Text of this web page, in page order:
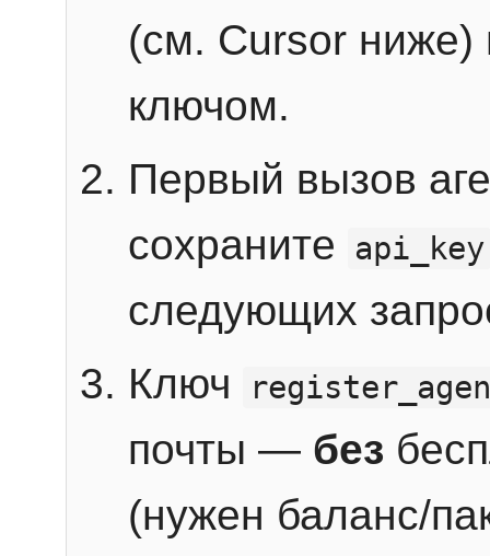
(см. Cursor ниже)
ключом.
Первый вызов
сохраните
api_key
следующих
Ключ
почты — без
(нужен баланс/